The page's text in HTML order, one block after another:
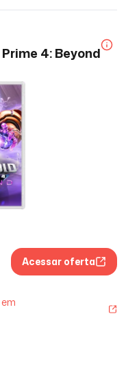
4: Beyond
Acessar oferta